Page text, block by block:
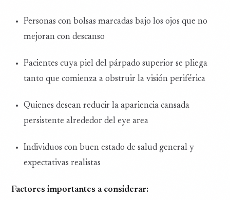
Personas con bolsas marcadas bajo los ojos que no
mejoran con descanso
Pacientes cuya piel del párpado superior se pliega
tanto que comienza a obstruir la visión periférica
Quienes desean reducir la apariencia cansada
persistente alrededor del eye area
Individuos con buen estado de salud general y
expectativas realistas
Factores importantes a considerar: